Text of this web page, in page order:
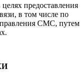
предоставления
в том числе по
СМС, путем